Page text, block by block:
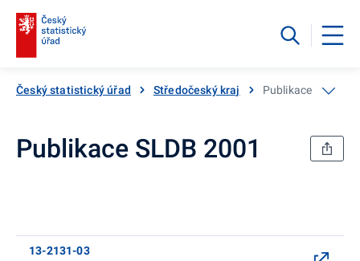
Český statistický úřad Středočeský kraj Publikace SLDB
Publikace SLDB 2001
13-2131-03